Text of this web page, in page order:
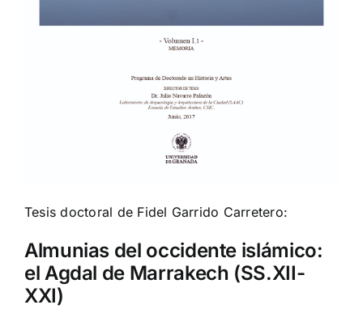
Tesis doctoral de Fidel Garrido Carretero:
Almunias del occidente islámico:
el Agdal de Marrakech (SS.XII-
XXI)